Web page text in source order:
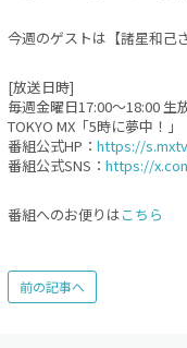
今週のゲストは【諸星和己
[放送日時]
毎週金曜日17:00～18:00 生
TOKYO MX「5時に夢中！」
番組公式HP： https://
番組公式SNS： https://
番組へのお便りはこちら
前の記事へ